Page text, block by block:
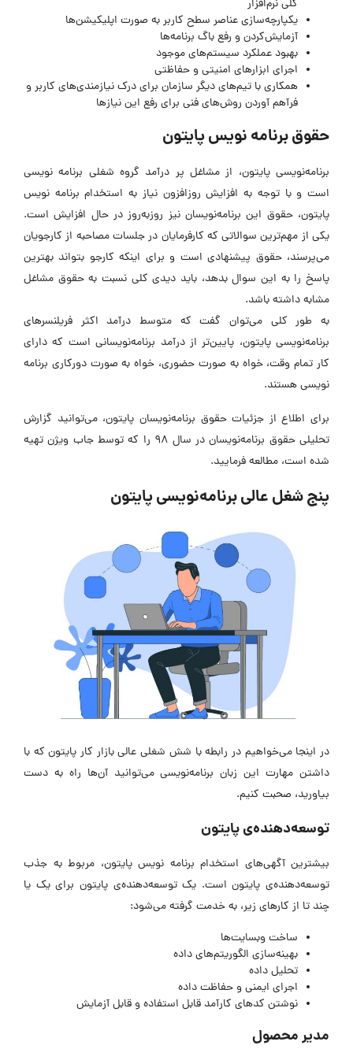
کلی نرم‌افزار
یکپارچه‌سازی عناصر سطح کاربر به صورت اپلیکیشن‌ها
آزمایش‌کردن و رفع باگ برنامه‌ها
بهبود عملکرد سیستم‌های موجود
اجرای ابزارهای امنیتی و حفاظتی
همکاری با تیم‌های دیگر سازمان برای درک نیازمندی‌های کاربر و
فرآهم آوردن روش‌های فنی برای رفع این نیازها
حقوق برنامه نویس پایتون
برنامه‌نویسی پایتون، از مشاغل پر درآمد گروه شغلی برنامه نویسی
است و با توجه به افزایش روزافزون نیاز به استخدام برنامه نویس
پایتون، حقوق این برنامه‌نویسان نیز روز‌به‌روز در حال افزایش است.
یکی از مهم‌ترین سوالاتی که کارفرمایان در جلسات مصاحبه از کارجویان
می‌پرسند، حقوق پیشنهادی است و برای اینکه کارجو بتواند بهترین
پاسخ را به این سوال بدهد، باید دیدی کلی نسبت به حقوق مشاغل
مشابه داشته باشد.
به طور کلی می‌توان گفت که متوسط درآمد اکثر فریلنسرهای
برنامه‌نویسی پایتون، پایین‌تر از درآمد برنامه‌نویسانی است که دارای
کار تمام وقت، خواه به صورت حضوری، خواه به صورت دورکاری برنامه
نویسی هستند.
برای اطلاع از جزئیات حقوق برنامه‌نویسان پایتون، می‌توانید گزارش
تحلیلی حقوق برنامه‌نویسان در سال ۹۸ را که توسط جاب ویژن تهیه
شده است، مطالعه فرمایید.
پنج شغل عالی برنامه‌نویسی پایتون
در اینجا می‌خواهیم در رابطه با شش شغلی عالی بازار کار پایتون که با
داشتن مهارت این زبان برنامه‌نویسی می‌توانید آن‌ها راه به دست
بیاورید، صحبت کنیم.
توسعه‌دهنده‌ی پایتون
بیشترین آگهی‌های استخدام برنامه نویس پایتون، مربوط به جذب
توسعه‌دهنده‌ی پایتون است. یک توسعه‌دهنده‌ی پایتون برای یک یا
چند تا از کارهای زیر، به خدمت گرفته می‌شود:
ساخت وبسایت‌ها
بهینه‌سازی الگوریتم‌های داده
تحلیل داده
اجرای ایمنی و حفاظت داده
نوشتن کدهای کارآمد قابل استفاده و قابل آزمایش
مدیر محصول